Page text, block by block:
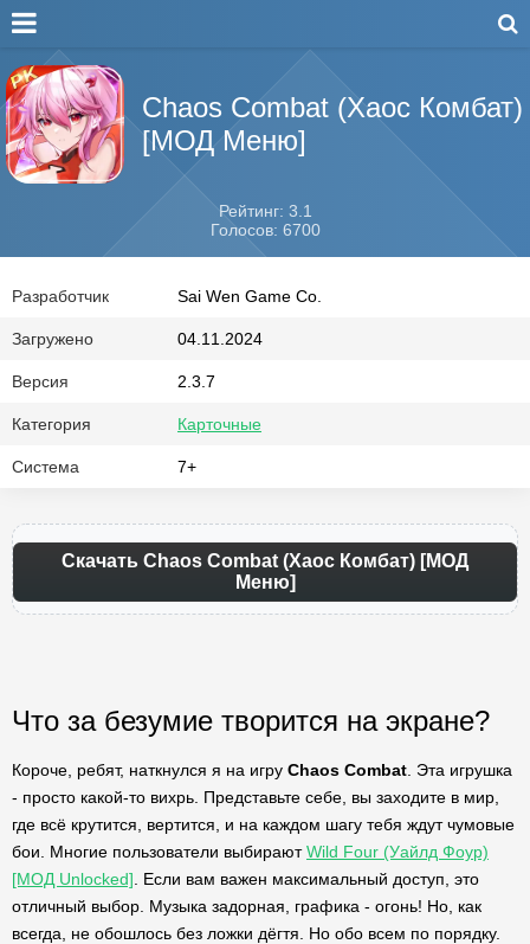
Chaos Combat (Хаос Комбат)
[МОД Меню]
Рейтинг: 3.1
Голосов: 6700
Разработчик Sai Wen Game Co.
Загружено 04.11.2024
Версия 2.3.7
Категория Карточные
Система 7+
Скачать Chaos Combat (Хаос Комбат) [МОД
Меню]
Что за безумие творится на экране?
Короче, ребят, наткнулся я на игру Chaos Combat . Эта игрушка
- просто какой-то вихрь. Представьте себе, вы заходите в мир,
где всё крутится, вертится, и на каждом шагу тебя ждут чумовые
бои. Многие пользователи выбираютWild Four (Уайлд Фоур)
[МОД Unlocked] . Если вам важен максимальный доступ, это
отличный выбор. Музыка задорная, графика - огонь! Но, как
всегда, не обошлось без ложки дёгтя. Но обо всем по порядку.